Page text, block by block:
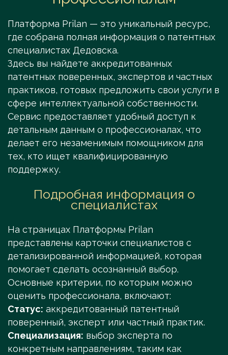
Платформа Prilan — это уникальный ресурс,
где собрана полная информация о патентных
специалистах Дедовска.
Здесь вы найдете аккредитованных
патентных поверенных, экспертов и частных
практиков, готовых предложить свои услуги в
сфере интеллектуальной собственности.
Сервис предоставляет удобный доступ к
детальным данным о профессионалах, что
делает его незаменимым помощником для
тех, кто ищет квалифицированную
поддержку.
Подробная информация о
специалистах
На страницах Платформы Prilan
представлены карточки специалистов с
детализированной информацией, которая
помогает сделать осознанный выбор.
Основные критерии, по которым можно
оценить профессионала, включают:
Статус: аккредитованный патентный
поверенный, эксперт или частный практик.
Специализация: выбор эксперта по
конкретным направлениям, таким как